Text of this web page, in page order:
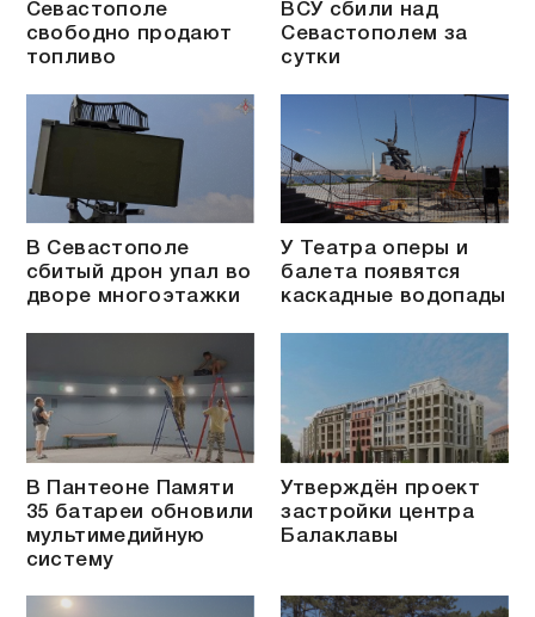
Севастополе
свободно продают
топливо
ВСУ сбили над
Севастополем за
сутки
В Севастополе
сбитый дрон упал во
дворе многоэтажки
У Театра оперы и
балета появятся
каскадные водопады
В Пантеоне Памяти
35 батареи обновили
мультимедийную
систему
Утверждён проект
застройки центра
Балаклавы